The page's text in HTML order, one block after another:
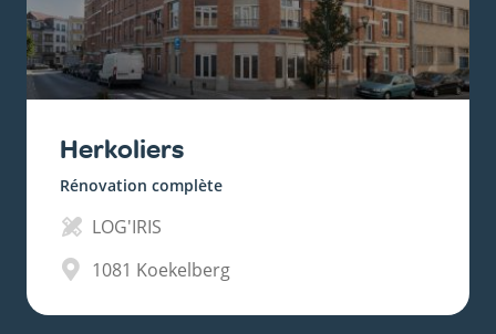
Herkoliers
Rénovation complète
LOG'IRIS
1081 Koekelberg